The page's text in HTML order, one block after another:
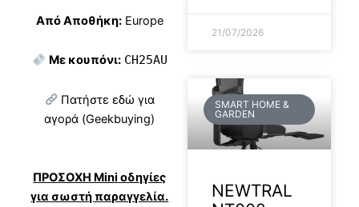
Από Αποθήκη:Europe
Με κουπόνι: CH25AU
Πατήστε εδώ για
αγορά (Geekbuying)
ΠΡΟΣΟΧΗ Mini οδηγίες
για σωστή παραγγελία.
21/07/2026
SMART HOME &
GARDEN
NEWTRAL